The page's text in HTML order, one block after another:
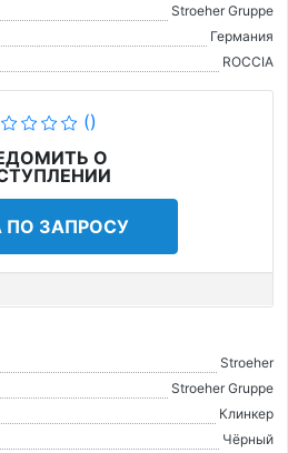
Stroeher Gruppe
Германия
ROCCIA
()
О
ПО ЗАПРОСУ
Stroeher
Stroeher Gruppe
Клинкер
Чёрный